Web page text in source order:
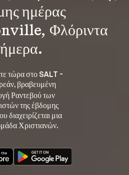
ημέρας
Φλόριντα
τώρα στο SALT -
, βραβευμένη
Ραντεβού των
της έβδομης
διαχειρίζεται μια
Χριστιανών.